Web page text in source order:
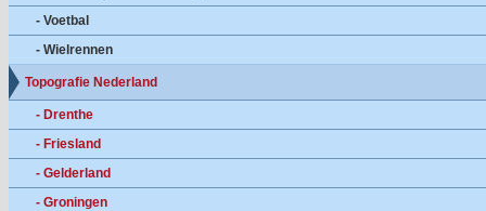
- Voetbal
- Wielrennen
Topografie Nederland
- Drenthe
- Friesland
- Gelderland
- Groningen